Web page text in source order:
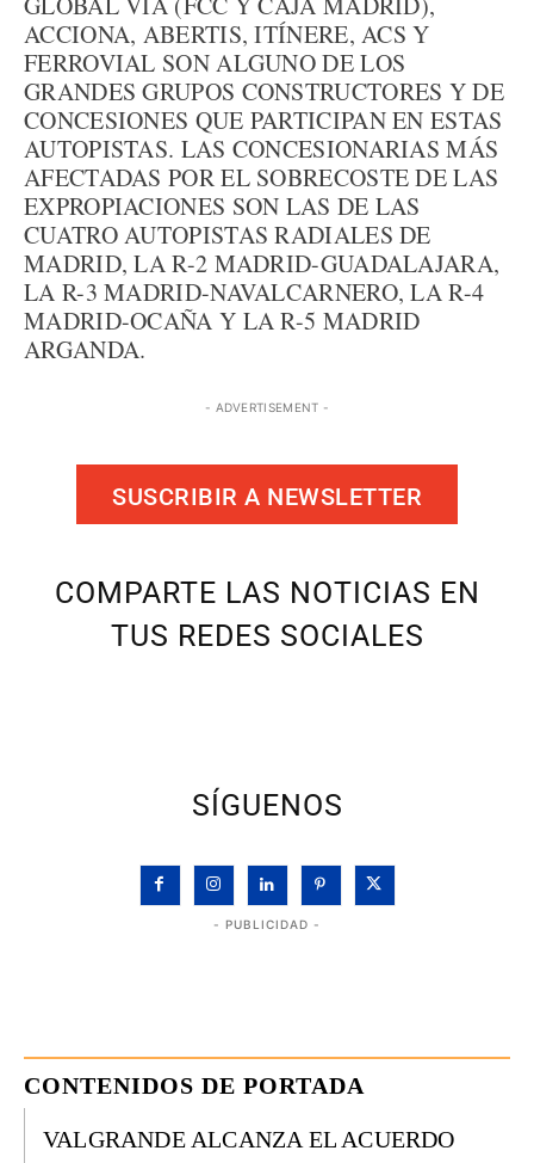
ACCIONA, ABERTIS, ITÍNERE, ACS Y
FERROVIAL SON ALGUNO DE LOS
GRANDES GRUPOS CONSTRUCTORES Y DE
CONCESIONES QUE PARTICIPAN EN ESTAS
AUTOPISTAS. LAS CONCESIONARIAS MÁS
AFECTADAS POR EL SOBRECOSTE DE LAS
EXPROPIACIONES SON LAS DE LAS
CUATRO AUTOPISTAS RADIALES DE
MADRID, LA R-2 MADRID-GUADALAJARA,
LA R-3 MADRID-NAVALCARNERO, LA R-4
MADRID-OCAÑA Y LA R-5 MADRID
ARGANDA.
- ADVERTISEMENT -
SUSCRIBIR A NEWSLETTER
COMPARTE LAS NOTICIAS EN
TUS REDES SOCIALES
SÍGUENOS
- PUBLICIDAD -
CONTENIDOS DE PORTADA
VALGRANDE ALCANZA EL ACUERDO